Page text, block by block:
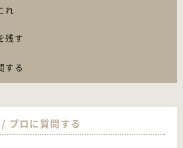
れ
残す
する
プロに質問する